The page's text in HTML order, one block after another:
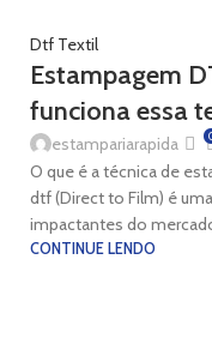
Dtf Textil
Estampagem
funciona essa
estampariarapida
O que é a técnica de
dtf (Direct to Film) é
impactantes do
CONTINUE LENDO